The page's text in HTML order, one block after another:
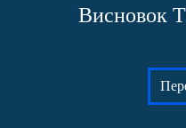
Висновок